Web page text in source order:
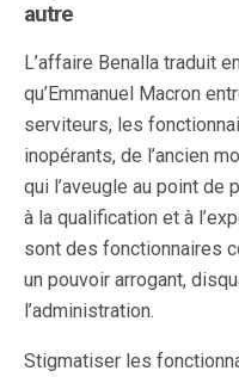
autre
L’affaire Benalla traduit
qu’Emmanuel Macron
serviteurs, les
inopérants, de l’ancien
qui l’aveugle au point de
à la qualification et à
sont des fonctionnaires
un pouvoir arrogant,
l’administration.
Stigmatiser les